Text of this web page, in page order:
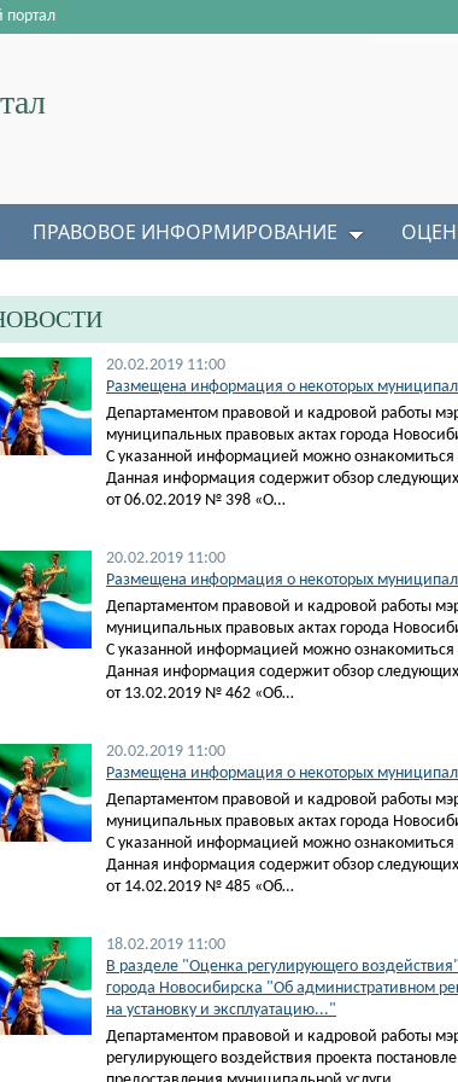
портал
ПРАВОВОЕ ИНФОРМИРОВАНИЕ
20.02.2019 11:00
Размещена информация о некоторых
Департаментом правовой и кадровой работы
муниципальных правовых актах города
С указанной информацией можно
Данная информация содержит обзор
от 06.02.2019 № 398 «О…
20.02.2019 11:00
Размещена информация о некоторых
Департаментом правовой и кадровой работы
муниципальных правовых актах города
С указанной информацией можно
Данная информация содержит обзор
от 13.02.2019 № 462 «Об…
20.02.2019 11:00
​Размещена информация о некоторых
Департаментом правовой и кадровой работы
муниципальных правовых актах города
С указанной информацией можно
Данная информация содержит обзор
от 14.02.2019 № 485 «Об…
18.02.2019 11:00
В разделе "Оценка регулирующего
города Новосибирска "Об административном
на установку и эксплуатацию..."
Департаментом правовой и кадровой работы
регулирующего воздействия проекта